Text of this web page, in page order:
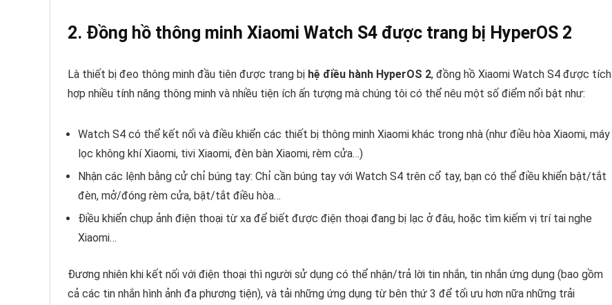
2. Đồng hồ thông minh Xiaomi Watch S4 được trang bị HyperOS 2
Là thiết bị đeo thông minh đầu tiên được trang bị hệ điều hành HyperOS 2, đồng hồ Xiaomi Watch S4 được tích
hợp nhiều tính năng thông minh và nhiều tiện ích ấn tượng mà chúng tôi có thể nêu một số điểm nổi bật như:
Watch S4 có thể kết nối và điều khiển các thiết bị thông minh Xiaomi khác trong nhà (như điều hòa Xiaomi, máy
lọc không khí Xiaomi, tivi Xiaomi, đèn bàn Xiaomi, rèm cửa…)
Nhận các lệnh bằng cử chỉ búng tay: Chỉ cần búng tay với Watch S4 trên cổ tay, bạn có thể điều khiển bật/tắt
đèn, mở/đóng rèm cửa, bật/tắt điều hòa…
Điều khiển chụp ảnh điện thoại từ xa để biết được điện thoại đang bị lạc ở đâu, hoặc tìm kiếm vị trí tai nghe
Xiaomi…
Đương nhiên khi kết nối với điện thoại thì người sử dụng có thể nhận/trả lời tin nhắn, tin nhắn ứng dụng (bao gồm
cả các tin nhắn hình ảnh đa phương tiện), và tải những ứng dụng từ bên thứ 3 để tối ưu hơn nữa những trải